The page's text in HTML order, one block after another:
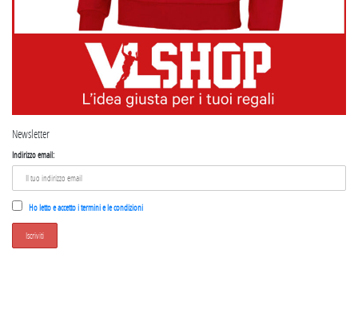
Newsletter
Indirizzo email:
Ho letto e accetto i termini e le condizioni